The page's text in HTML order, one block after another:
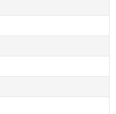
能枠】『落合南長崎
わやか目白の里』株
県北九州市）様の運営
120施設以上、有料老
住宅、ショートステ
、デイサービス、訪問
支援、福祉用具事業を